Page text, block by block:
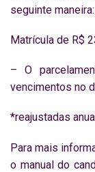
seguinte maneira:
Matrícula de R$
– O
vencimentos no
*reajustadas
Para mais
o manual do